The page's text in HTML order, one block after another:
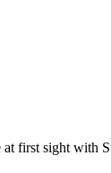
first sight with